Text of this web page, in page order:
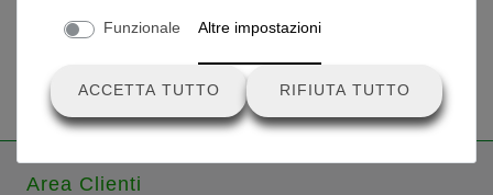
Area Clienti
Funzionale Altre impostazioni
ACCETTA TUTTO RIFIUTA TUTTO